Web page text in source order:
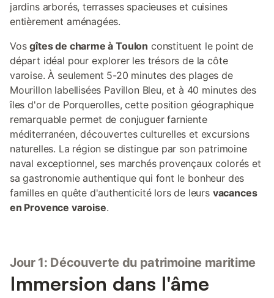
jardins arborés, terrasses spacieuses et cuisines
entièrement aménagées.
Vosgîtes de charme à Toulon constituent le point de
départ idéal pour explorer les trésors de la côte
varoise. À seulement 5-20 minutes des plages de
Mourillon labellisées Pavillon Bleu, et à 40 minutes des
îles d'or de Porquerolles, cette position géographique
remarquable permet de conjuguer farniente
méditerranéen, découvertes culturelles et excursions
naturelles. La région se distingue par son patrimoine
naval exceptionnel, ses marchés provençaux colorés et
sa gastronomie authentique qui font le bonheur des
familles en quête d'authenticité lors de leurs vacances
en Provence varoise.
Jour 1: Découverte du patrimoine maritime
Immersion dans l'âme